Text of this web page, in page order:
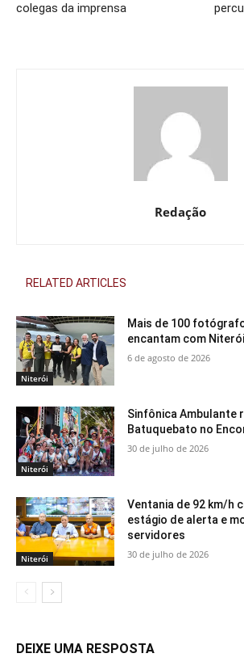
colegas da imprensa
Redação
RELATED ARTICLES
Niterói
Mais de 100
encantam com Niterói
6 de agosto de 2026
Niterói
Sinfônica Ambulante
Batuquebato no
30 de julho de 2026
Niterói
Ventania de 92 km/h
estágio de alerta e
servidores
30 de julho de 2026
DEIXE UMA RESPOSTA